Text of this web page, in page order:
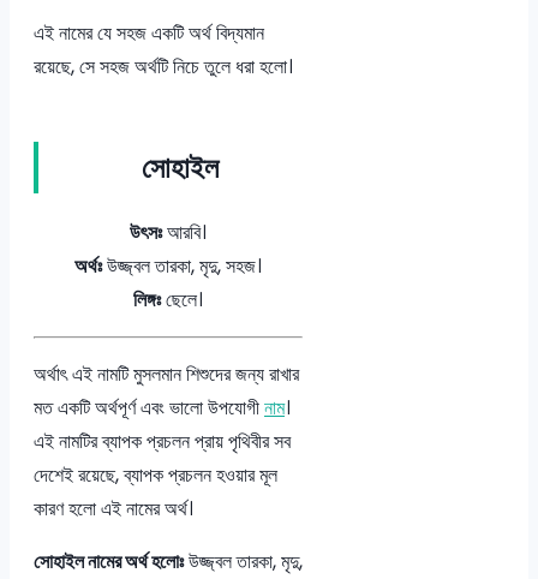
এই নামের যে সহজ একটি অর্থ বিদ্যমান
রয়েছে, সে সহজ অর্থটি নিচে তুলে ধরা হলো।
সোহাইল
উৎসঃআরবি।
অর্থঃউজ্জ্বল তারকা, মৃদু, সহজ।
লিঙ্গঃছেলে।
অর্থাৎ এই নামটি মুসলমান শিশুদের জন্য রাখার
মত একটি অর্থপূর্ণ এবং ভালো উপযোগীনাম।
এই নামটির ব্যাপক প্রচলন প্রায় পৃথিবীর সব
দেশেই রয়েছে, ব্যাপক প্রচলন হওয়ার মূল
কারণ হলো এই নামের অর্থ।
সোহাইল নামের অর্থ হলোঃউজ্জ্বল তারকা, মৃদু,